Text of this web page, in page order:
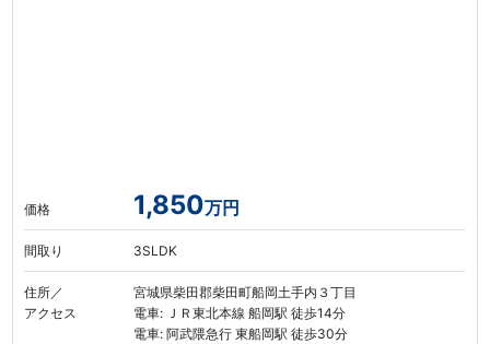
価格 1,850万円
間取り 3SLDK
住所／
アクセス
宮城県柴田郡柴田町船岡土手内３丁目
電車: ＪＲ東北本線 船岡駅 徒歩14分
電車: 阿武隈急行 東船岡駅 徒歩30分